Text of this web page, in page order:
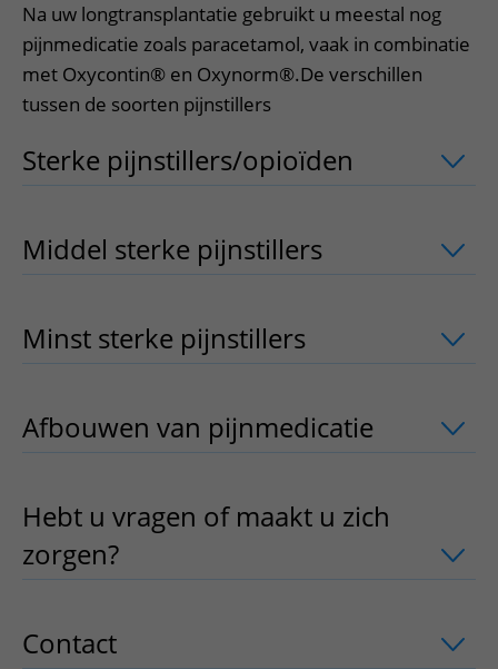
Na uw longtransplantatie gebruikt u meestal nog
pijnmedicatie zoals paracetamol, vaak in combinatie
met Oxycontin® en Oxynorm®.De verschillen
tussen de soorten pijnstillers
Sterke pijnstillers/opioïden
Middel sterke pijnstillers uitklapper,
Minst sterke pijnstillers uitklapper,
Afbouwen van pijnmedicatie
Hebt u vragen of maakt u zich
zorgen? uitklapper, klik om te openen
Contact uitklapper, klik om te openen